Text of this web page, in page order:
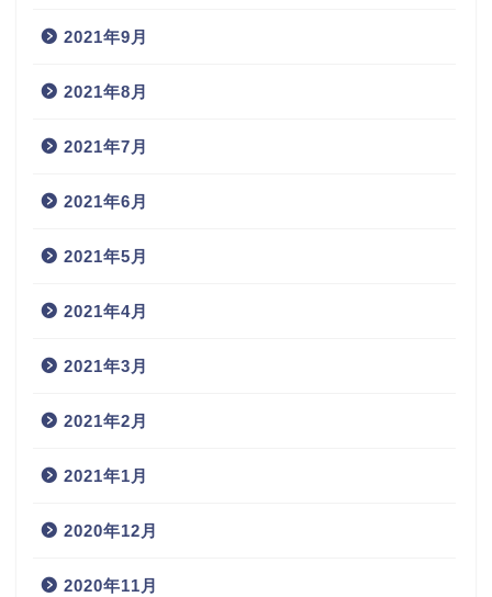
2021年9月
2021年8月
2021年7月
2021年6月
2021年5月
2021年4月
2021年3月
2021年2月
2021年1月
2020年12月
2020年11月